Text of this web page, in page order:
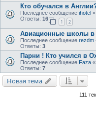
Кто обучался в
Последнее сообщение ihotel «
Ответы: 16
1 2
Авиационные школы в
Последнее сообщение rezdm
Ответы: 3
Парни ! Кто учился в
Последнее сообщение Faza «
Ответы: 7
Новая тема
111